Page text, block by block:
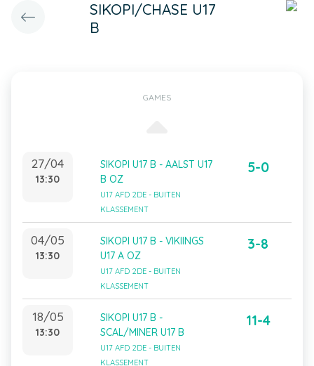
SIKOPI/CHASE U17
B
GAMES
27/04
13:30
SIKOPI U17 B - AALST U17
B OZ
U17 AFD 2DE - BUITEN
KLASSEMENT
5-0
04/05
13:30
SIKOPI U17 B - VIKIINGS
U17 A OZ
U17 AFD 2DE - BUITEN
KLASSEMENT
3-8
18/05
13:30
SIKOPI U17 B -
SCAL/MINER U17 B
U17 AFD 2DE - BUITEN
KLASSEMENT
11-4